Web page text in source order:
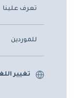
تعرف علينا
للموردين
تغيير